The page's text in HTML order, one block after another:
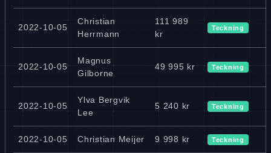
2022-10-05
Christian
Herrmann
111 989
kr
Teckning
2022-10-05
Magnus
Gilborne
49 995 kr Teckning
2022-10-05
Ylva Bergvik
Lee
5 240 kr Teckning
2022-10-05 Christian Meijer 9 998 kr Teckning